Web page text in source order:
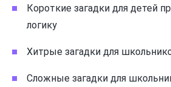
Короткие загадки для детей
логику
Хитрые загадки для
Сложные загадки для